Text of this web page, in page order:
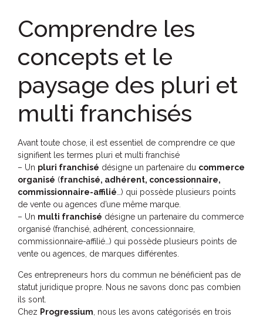
Comprendre les
concepts et le
paysage des pluri et
multi franchisés
Avant toute chose, il est essentiel de comprendre ce que
signifient les termes pluri et multi franchisé
– Un pluri franchisé désigne un partenaire du commerce
organisé (franchisé, adhérent, concessionnaire,
commissionnaire-affilié…) qui possède plusieurs points
de vente ou agences d’une même marque.
– Un multi franchisé désigne un partenaire du commerce
organisé (franchisé, adhérent, concessionnaire,
commissionnaire-affilié…) qui possède plusieurs points de
vente ou agences, de marques différentes.
Ces entrepreneurs hors du commun ne bénéficient pas de
statut juridique propre. Nous ne savons donc pas combien
ils sont.
Chez Progressium , nous les avons catégorisés en trois